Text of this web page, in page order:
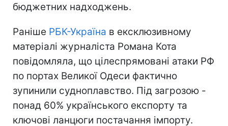
бюджетних надходжень.
Раніше РБК-Україна в ексклюзивному
матеріалі журналіста Романа Кота
повідомляла, що цілеспрямовані атаки РФ
по портах Великої Одеси фактично
зупинили судноплавство. Під загрозою -
понад 60% українського експорту та
ключові ланцюги постачання імпорту.